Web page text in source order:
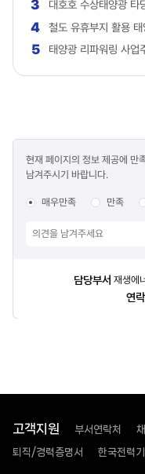
3 대호호 수상태양광 타
4 철도 유휴부지 활용
5 태양광 리파워링 사업
만족도
조사
현재 페이지의 정보 제공에 만
남겨주시기 바랍니다.
매우만족 만족
담당부서 재생에
연
고객지원 부서연락처
퇴직/경력증명서 한국전력